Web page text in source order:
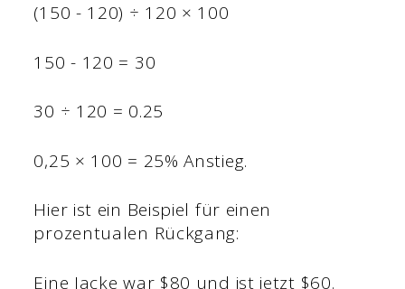
(150 - 120) ÷ 120 × 100
150 - 120 = 30
30 ÷ 120 = 0.25
0,25 × 100 = 25% Anstieg.
Hier ist ein Beispiel für einen
prozentualen Rückgang:
Eine Jacke war $80 und ist jetzt $60.